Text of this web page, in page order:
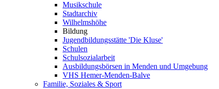
Musikschule
Stadtarchiv
Wilhelmshöhe
Bildung
Jugendbildungsstätte 'Die Kluse'
Schulen
Schulsozialarbeit
Ausbildungsbörsen in Menden und Umgebung
VHS Hemer-Menden-Balve
Familie, Soziales & Sport